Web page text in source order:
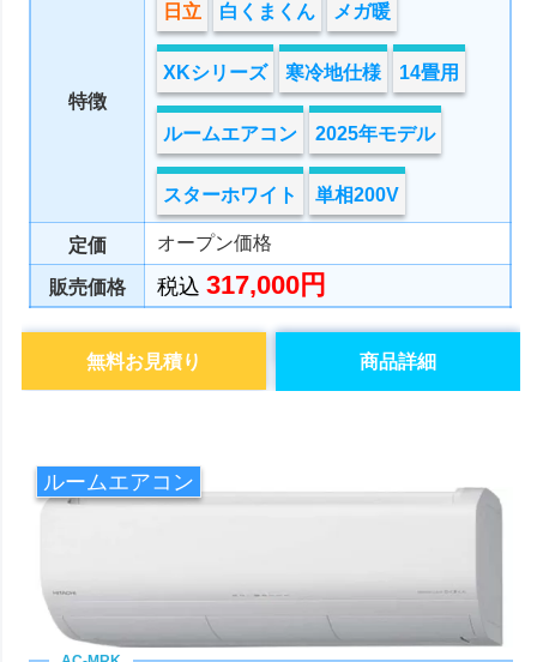
特徴
日立 白くまくん メガ暖
XKシリーズ 寒冷地仕様 14畳用
ルームエアコン 2025年モデル
スターホワイト 単相200V
定価 オープン価格
販売価格 税込317,000円
商品詳細
無料お見積り
ルームエアコン